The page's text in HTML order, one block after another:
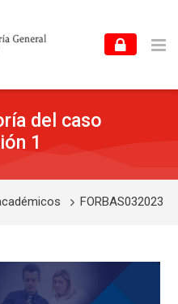
del caso
1
FORBAS032023